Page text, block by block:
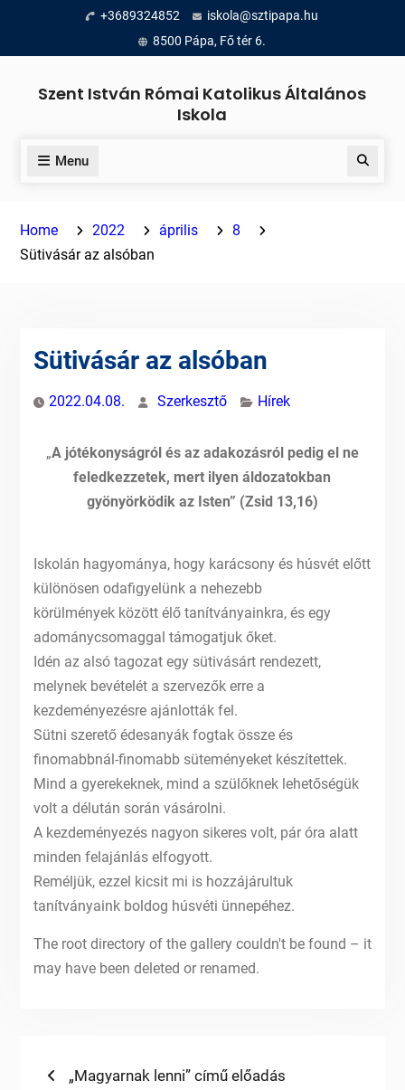
content
+3689324852
iskola@sztipapa.hu
8500 Pápa, Fő tér 6.
Szent István Római Katolikus Általános
Iskola
Menu Search
Home 2022 április
8
Sütivásár az alsóban
Sütivásár az alsóban
2022.04.08. Szerkesztő Hírek
„A jótékonyságról és az adakozásról pedig el ne
feledkezzetek, mert ilyen áldozatokban
gyönyörködik az Isten” (Zsid 13,16)
Iskolán hagyománya, hogy karácsony és húsvét előtt
különösen odafigyelünk a nehezebb
körülmények között élő tanítványainkra, és egy
adománycsomaggal támogatjuk őket.
Idén az alsó tagozat egy sütivásárt rendezett,
melynek bevételét a szervezők erre a
kezdeményezésre ajánlották fel.
Sütni szerető édesanyák fogtak össze és
finomabbnál-finomabb süteményeket készítettek.
Mind a gyerekeknek, mind a szülőknek lehetőségük
volt a délután során vásárolni.
A kezdeményezés nagyon sikeres volt, pár óra alatt
minden felajánlás elfogyott.
Reméljük, ezzel kicsit mi is hozzájárultuk
tanítványaink boldog húsvéti ünnepéhez.
The root directory of the gallery couldn't be found – it
may have been deleted or renamed.
Bejegyzés
Previous
„Magyarnak lenni” című előadás